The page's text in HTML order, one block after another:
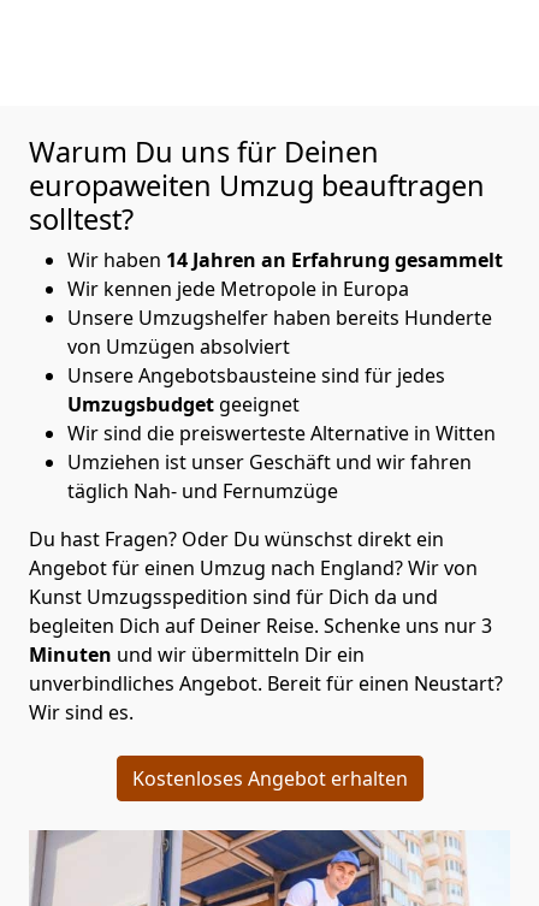
Warum Du uns für Deinen
europaweiten Umzug beauftragen
solltest?
Wir haben 14 Jahren an Erfahrung gesammelt
Wir kennen jede Metropole in Europa
Unsere Umzugshelfer haben bereits Hunderte
von Umzügen absolviert
Unsere Angebotsbausteine sind für jedes
Umzugsbudgetgeeignet
Wir sind die preiswerteste Alternative in Witten
Umziehen ist unser Geschäft und wir fahren
täglich Nah- und Fernumzüge
Du hast Fragen? Oder Du wünschst direkt ein
Angebot für einen Umzug nach England? Wir von
Kunst Umzugsspedition sind für Dich da und
begleiten Dich auf Deiner Reise. Schenke uns nur3
Minuten und wir übermitteln Dir ein
unverbindliches Angebot. Bereit für einen Neustart?
Wir sind es.
Kostenloses Angebot erhalten